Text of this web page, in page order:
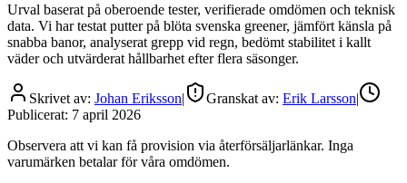
Urval baserat på oberoende tester, verifierade omdömen och teknisk
data. Vi har testat putter på blöta svenska greener, jämfört känsla på
snabba banor, analyserat grepp vid regn, bedömt stabilitet i kallt
väder och utvärderat hållbarhet efter flera säsonger.
Skrivet av: Johan Eriksson| Granskat av: Erik Larsson|
Publicerat: 7 april 2026
Observera att vi kan få provision via återförsäljarlänkar. Inga
varumärken betalar för våra omdömen.